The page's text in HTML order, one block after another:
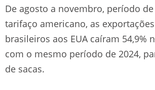
De agosto a novembro, período
tarifaço americano, as
brasileiros aos EUA caíram 54,9%
com o mesmo período de 2024,
de sacas.